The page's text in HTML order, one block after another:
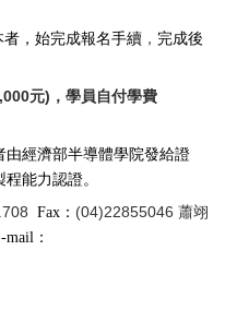
，始完成報名手續 ， 完成後
元) ，學員自付學費
由經濟部半導體學院發給證
程能力認證。
Fax ： (04)22855046 蕭翊
mail ：